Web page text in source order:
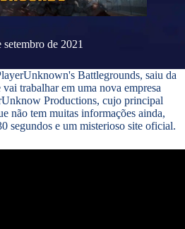
setembro de 2021
Battlegrounds, saiu da
trabalhar em uma nova empresa
Productions, cujo principal
não tem muitas informações ainda,
segundos e um misterioso site oficial.